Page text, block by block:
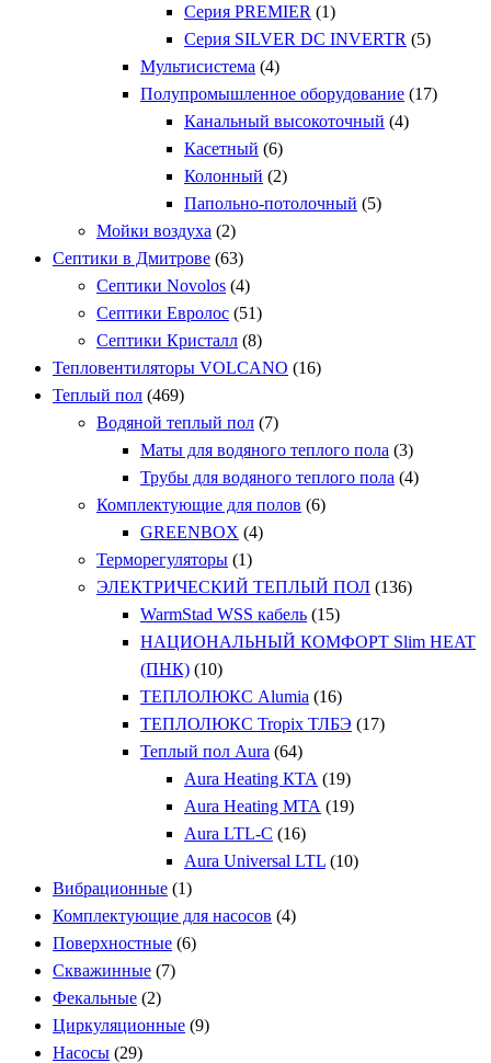
Серия PREMIER (1)
Серия SILVER DC INVERTR (5)
Мультисистема (4)
Полупромышленное оборудование (17)
Канальный высокоточный (4)
Касетный (6)
Колонный (2)
Папольно-потолочный (5)
Мойки воздуха (2)
Септики в Дмитрове (63)
Септики Novolos (4)
Септики Евролос (51)
Септики Кристалл (8)
Тепловентиляторы VOLCANO (16)
Теплый пол (469)
Водяной теплый пол (7)
Маты для водяного теплого пола (3)
Трубы для водяного теплого пола (4)
Комплектующие для полов (6)
GREENBOX (4)
Терморегуляторы (1)
ЭЛЕКТРИЧЕСКИЙ ТЕПЛЫЙ ПОЛ (136)
WarmStad WSS кабель (15)
НАЦИОНАЛЬНЫЙ КОМФОРТ Slim HEAT
(ПНК) (10)
ТЕПЛОЛЮКС Alumia (16)
ТЕПЛОЛЮКС Tropix ТЛБЭ (17)
Теплый пол Aura (64)
Aura Heating КТА (19)
Aura Heating МТА (19)
Aura LTL-C (16)
Aura Universal LTL (10)
Вибрационные (1)
Комплектующие для насосов (4)
Поверхностные (6)
Скважинные (7)
Фекальные (2)
Циркуляционные (9)
Насосы (29)